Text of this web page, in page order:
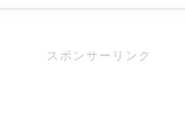
スポンサーリンク